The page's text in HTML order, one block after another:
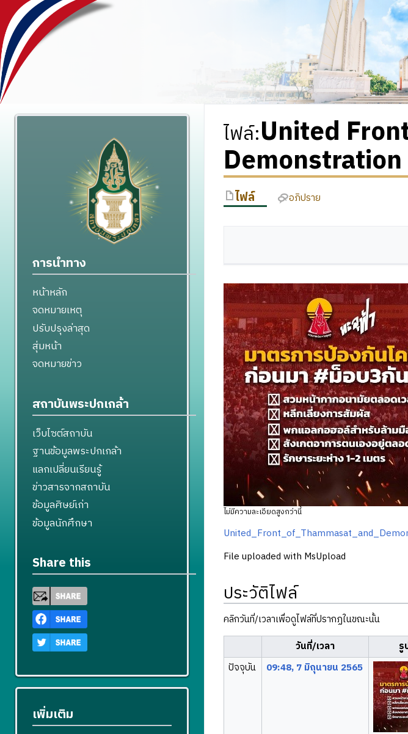
ไฟล์:United
ไฟล์ อภิปราย
ไม่มีความละเอียดสูงกว่านี้
File uploaded with MsUpload
ประวัติไฟล์
คลิกวันที่/เวลาเพื่อดูไฟล์ที่ปรากฏในขณะนั้น
วันที่/เวลา
รู
ปัจจุบัน
09:48, 7 มิถุนายน 2565
การนำทาง
หน้าหลัก
จดหมายเหตุ
ปรับปรุงล่าสุด
สุ่มหน้า
จดหมายข่าว
สถาบันพระปกเกล้า
เว็บไซต์สถาบัน
ฐานข้อมูลพระปกเกล้า
แลกเปลี่ยนเรียนรู้
ข่าวสารจากสถาบัน
ข้อมูลศิษย์เก่า
ข้อมูลนักศึกษา
Share this
เพิ่มเติม